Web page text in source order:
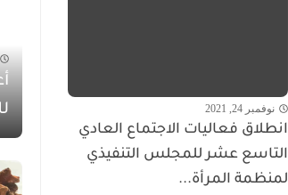
نوفمبر 24, 2021
انطلاق فعاليات الاجتماع العادي
التاسع عشر للمجلس التنفيذي
لمنظمة المرأة...